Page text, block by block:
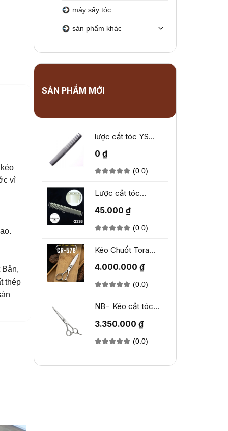
máy sấy tóc
sản phẩm khác
SẢN PHẨM MỚI
lược cắt tóc YS
0 ₫
(0.0)
Lược cắt tóc
45.000 ₫
(0.0)
Kéo Chuốt Tora
4.000.000 ₫
(0.0)
NB- Kéo cắt tóc
3.350.000 ₫
(0.0)
vì
thép